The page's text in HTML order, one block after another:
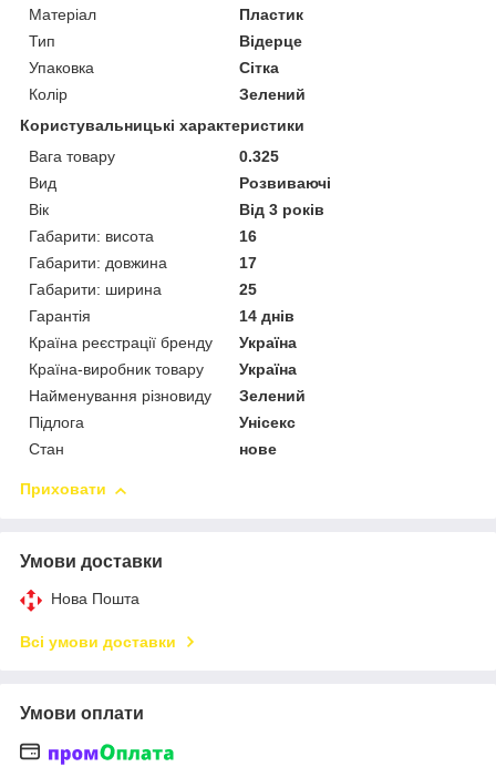
Матеріал
Пластик
Тип
Відерце
Упаковка
Сітка
Колір
Зелений
Користувальницькі характеристики
Вага товару
0.325
Вид
Розвиваючі
Вік
Від 3 років
Габарити: висота
16
Габарити: довжина
17
Габарити: ширина
25
Гарантія
14 днів
Країна реєстрації бренду
Україна
Країна-виробник товару
Україна
Найменування різновиду
Зелений
Підлога
Унісекс
Стан
нове
Приховати
Умови доставки
Нова Пошта
Всі умови доставки
Умови оплати